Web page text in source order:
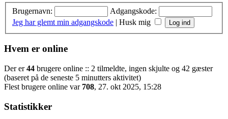
Brugernavn:
Adgangskode:
Jeg har glemt min adgangskode | Husk mig
Hvem er online
Der er44 brugere online :: 2 tilmeldte, ingen skjulte og 42 gæster
(baseret på de seneste 5 minutters aktivitet)
Flest brugere online var 708, 27. okt 2025, 15:28
Statistikker